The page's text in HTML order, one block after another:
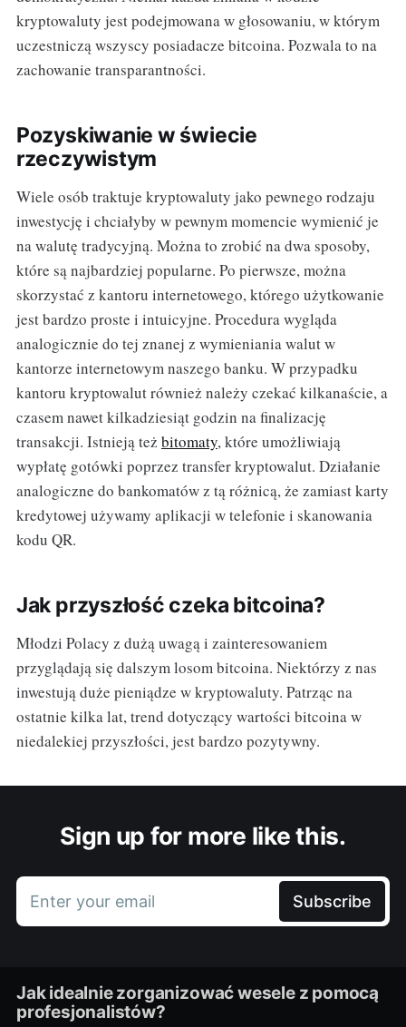
kryptowaluty jest podejmowana w głosowaniu, w którym
uczestniczą wszyscy posiadacze bitcoina. Pozwala to na
zachowanie transparantności.
Pozyskiwanie w świecie
rzeczywistym
Wiele osób traktuje kryptowaluty jako pewnego rodzaju
inwestycję i chciałyby w pewnym momencie wymienić je
na walutę tradycyjną. Można to zrobić na dwa sposoby,
które są najbardziej popularne. Po pierwsze, można
skorzystać z kantoru internetowego, którego użytkowanie
jest bardzo proste i intuicyjne. Procedura wygląda
analogicznie do tej znanej z wymieniania walut w
kantorze internetowym naszego banku. W przypadku
kantoru kryptowalut również należy czekać kilkanaście, a
czasem nawet kilkadziesiąt godzin na finalizację
transakcji. Istnieją też bitomaty, które umożliwiają
wypłatę gotówki poprzez transfer kryptowalut. Działanie
analogiczne do bankomatów z tą różnicą, że zamiast karty
kredytowej używamy aplikacji w telefonie i skanowania
kodu QR.
Jak przyszłość czeka bitcoina?
Młodzi Polacy z dużą uwagą i zainteresowaniem
przyglądają się dalszym losom bitcoina. Niektórzy z nas
inwestują duże pieniądze w kryptowaluty. Patrząc na
ostatnie kilka lat, trend dotyczący wartości bitcoina w
niedalekiej przyszłości, jest bardzo pozytywny.
Sign up for more like this.
Enter your email Subscribe
Jak idealnie zorganizować wesele z pomocą
profesjonalistów?